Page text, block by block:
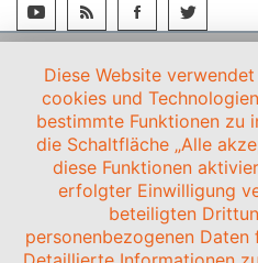
Diese Website
cookies und
bestimmte Funktionen zu
die Schaltfläche „Alle
diese Funktionen
erfolgter Einwilligung
beteiligten
personenbezogenen